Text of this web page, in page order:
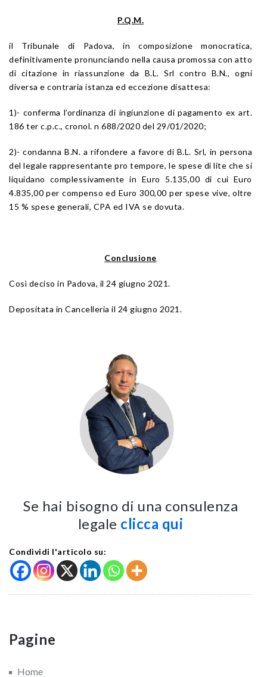
P.Q.M.
il Tribunale di Padova, in composizione monocratica,
definitivamente pronunciando nella causa promossa con atto
di citazione in riassunzione da B.L. Srl contro B.N., ogni
diversa e contraria istanza ed eccezione disattesa:
1)- conferma l’ordinanza di ingiunzione di pagamento ex art.
186 ter c.p.c., cronol. n 688/2020 del 29/01/2020;
2)- condanna B.N. a rifondere a favore di B.L. Srl, in persona
del legale rappresentante pro tempore, le spese di lite che si
liquidano complessivamente in Euro 5.135,00 di cui Euro
4.835,00 per compenso ed Euro 300,00 per spese vive, oltre
15 % spese generali, CPA ed IVA se dovuta.
Conclusione
Così deciso in Padova, il 24 giugno 2021.
Depositata in Cancelleria il 24 giugno 2021.
Se hai bisogno di una consulenza
legale clicca qui
Condividi l'articolo su:
Pagine
Home